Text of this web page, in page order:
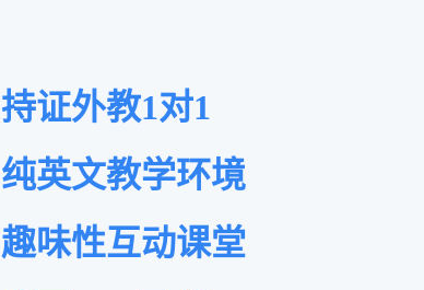
持证外教1对1
纯英文教学环境
趣味性互动课堂